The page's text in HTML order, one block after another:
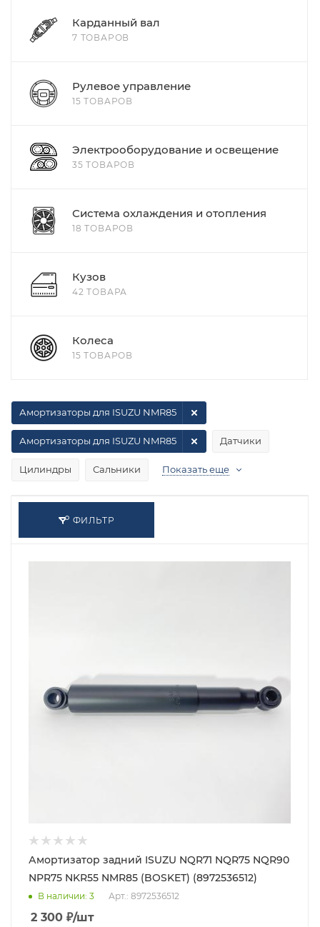
Карданный вал
7 ТОВАРОВ
Рулевое управление
15 ТОВАРОВ
Электрооборудование и освещение
35 ТОВАРОВ
Система охлаждения и отопления
18 ТОВАРОВ
Кузов
42 ТОВАРА
Колеса
15 ТОВАРОВ
Датчики
Цилиндры Сальники
Амортизаторы для ISUZU NMR85
Амортизаторы для ISUZU NMR85
Показать еще
ФИЛЬТР
Амортизатор задний ISUZU NQR71 NQR75 NQR90
NPR75 NKR55 NMR85 (BOSKET) (8972536512)
В наличии: 3 Арт.: 8972536512
2 300 ₽/шт